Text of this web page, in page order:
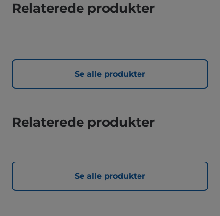
Relaterede produkter
Se alle produkter
Relaterede produkter
Se alle produkter